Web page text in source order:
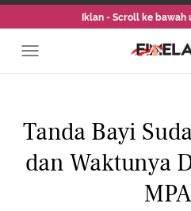
Iklan - Scroll ke
Tanda Bayi
dan Waktunya